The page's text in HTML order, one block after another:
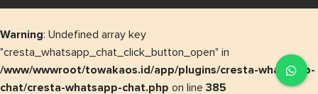
Warning: Undefined array key
"cresta_whatsapp_chat_click_button_open" in
/www/wwwroot/towakaos.id/app/plugins/cresta-whatsapp-
chat/cresta-whatsapp-chat.php on line 385